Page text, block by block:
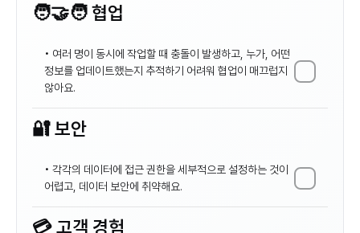
🧑‍🤝‍🧑 협업
• 여러 명이 동시에 작업할 때 충돌이 발생하고, 누가, 어떤
정보를 업데이트했는지 추적하기 어려워 협업이 매끄럽지
않아요.
💳 고객 경험
🔐 보안
• 각각의 데이터에 접근 권한을 세부적으로 설정하는 것이
어렵고, 데이터 보안에 취약해요.